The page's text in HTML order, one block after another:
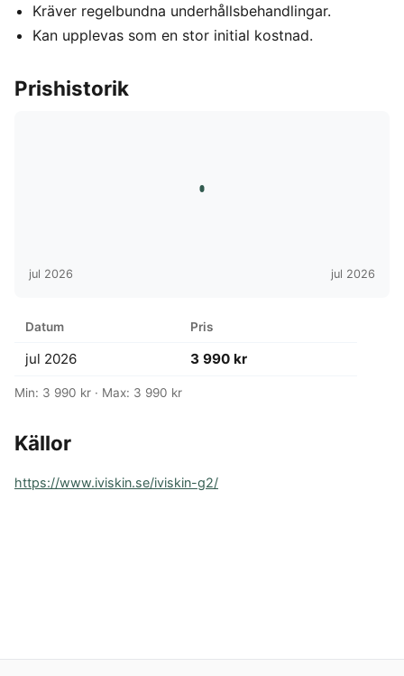
Kräver regelbundna underhållsbehandlingar.
Kan upplevas som en stor initial kostnad.
Prishistorik
jul 2026 jul 2026
Datum Pris
jul 2026 3 990 kr
Min: 3 990 kr · Max: 3 990 kr
Källor
https://www.iviskin.se/iviskin-g2/